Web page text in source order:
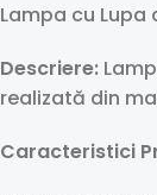
Lampa cu Lupa
Descriere:
realizată din
Caracteristici